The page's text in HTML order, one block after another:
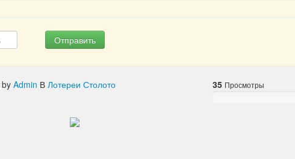
Отправить
byAdmin ВЛотереи Столото 35 Просмотры